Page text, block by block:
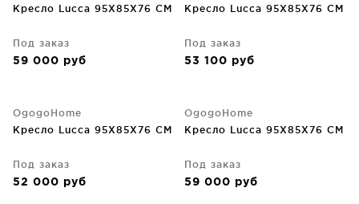
Кресло Lucca 95X85X76 CM
Под заказ
59 000 руб
Кресло Lucca 95X85X76 CM
Под заказ
53 100 руб
OgogoHome
Кресло Lucca 95X85X76 CM
Под заказ
52 000 руб
OgogoHome
Кресло Lucca 95X85X76 CM
Под заказ
59 000 руб